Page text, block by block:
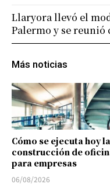
Más noticias
Cómo se ejecuta hoy la
construcción de
para empresas
06/08/2026
Llaryora llevó el
Palermo y se reunió